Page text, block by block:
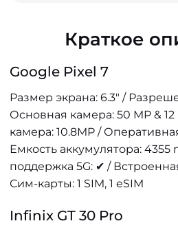
Краткое
Google Pixel 7
Размер экрана: 6.3" /
Основная камера: 50 MP &
камера: 10.8MP /
Емкость аккумулятора: 4355
поддержка 5G: ✔ /
Сим-карты: 1 SIM, 1 eSIM
Infinix GT 30 Pro